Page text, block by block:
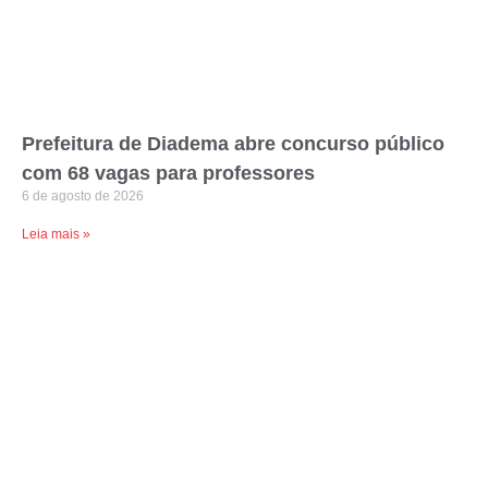
Prefeitura de Diadema abre concurso público
com 68 vagas para professores
6 de agosto de 2026
Leia mais »